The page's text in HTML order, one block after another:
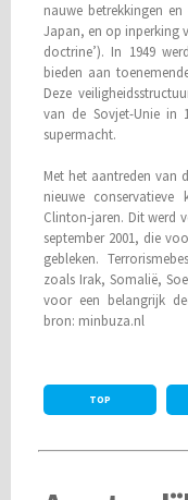
nauwe betrekkingen
Japan, en op inperking
doctrine’). In 1949
bieden aan
Deze
van de Sovjet-Unie in
supermacht.
Met het aantreden van
nieuwe
Clinton-jaren. Dit werd
september 2001, die
gebleken.
zoals Irak, Somalië,
voor een belangrijk
bron: minbuza.nl
TOP